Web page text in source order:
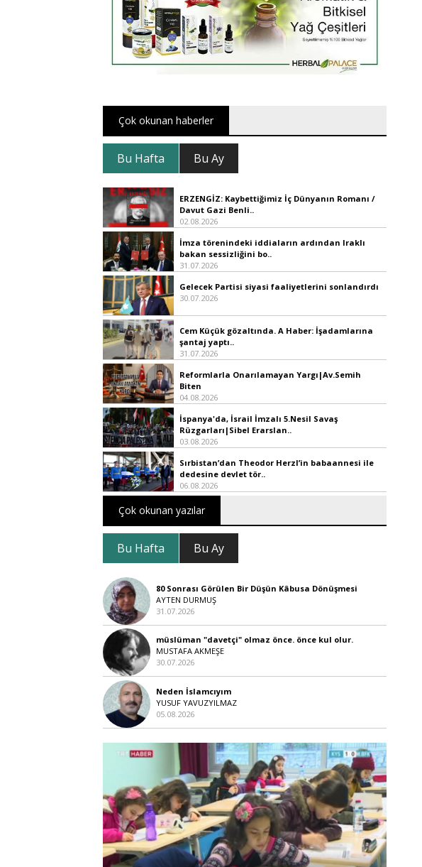
Çok okunan haberler
Bu Hafta Bu Ay
ERZENGİZ: Kaybettiğimiz İç Dünyanın Romanı /
Davut Gazi Benli..
02.08.2026
İmza törenindeki iddiaların ardından Iraklı
bakan sessizliğini bo..
31.07.2026
Gelecek Partisi siyasi faaliyetlerini sonlandırdı
30.07.2026
Cem Küçük gözaltında. A Haber: İşadamlarına
şantaj yaptı..
31.07.2026
Reformlarla Onarılamayan Yargı|Av.Semih
Biten
04.08.2026
İspanya'da, İsrail İmzalı 5.Nesil Savaş
Rüzgarları|Sibel Erarslan..
03.08.2026
Sırbistan’dan Theodor Herzl’in babaannesi ile
dedesine devlet tör..
06.08.2026
Çok okunan yazılar
Bu Hafta Bu Ay
80 Sonrası Görülen Bir Düşün Kâbusa Dönüşmesi
AYTEN DURMUŞ
31.07.2026
müslüman "davetçi" olmaz önce. önce kul olur.
MUSTAFA AKMEŞE
30.07.2026
Neden İslamcıyım
YUSUF YAVUZYILMAZ
05.08.2026